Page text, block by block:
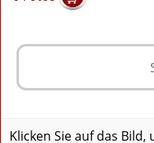
Klicken Sie auf das